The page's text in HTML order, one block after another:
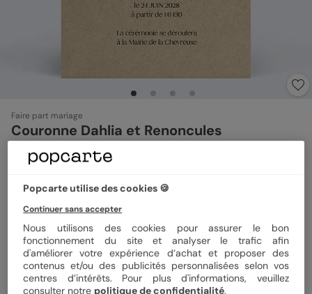
Faire part mariage
Couronne Dahlia et Renoncules
5 1avis)
Format
Papier Papier Satiné
Popcarte utilise des cookies 🍪
Continuer sans accepter
Nous utilisons des cookies pour assurer le bon
fonctionnement du site et analyser le trafic afin
d'améliorer votre expérience d’achat et proposer des
contenus et/ou des publicités personnalisées selon vos
centres d’intérêts. Pour plus d'informations, veuillez
consulter notre politique de confidentialité.